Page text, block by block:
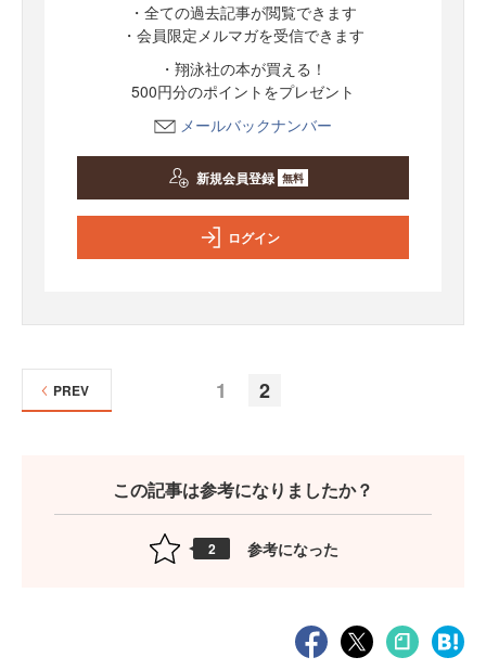
・全ての過去記事が閲覧できます
・会員限定メルマガを受信できます
・翔泳社の本が買える！
500円分のポイントをプレゼント
メールバックナンバー
新規会員登録 無料
ログイン
1 2
PREV
この記事は参考になりましたか？
2 参考になった